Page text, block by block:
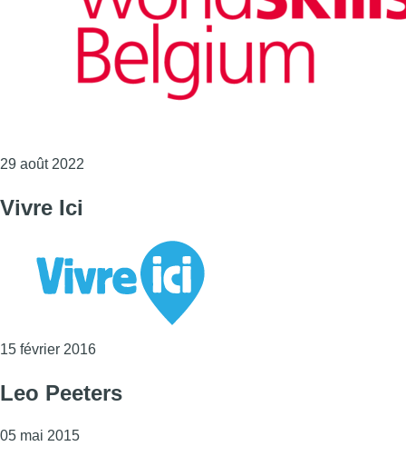
29 août 2022
Vivre Ici
15 février 2016Consulter l'article "Vivre Ici"
Leo Peeters
05 mai 2015Consulter l'article "Leo Peeters"